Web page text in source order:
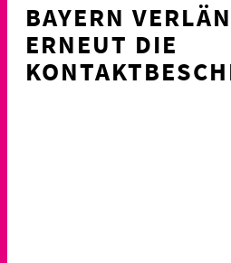
BAYERN
ERNEUT DIE